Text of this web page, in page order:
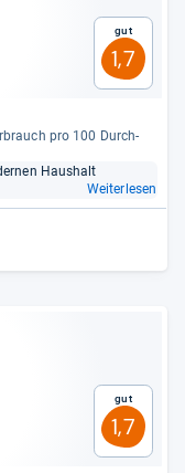
Gut
1,7
pro 100 Durch­
Haus­halt
Weiterlesen
Gut
1,7